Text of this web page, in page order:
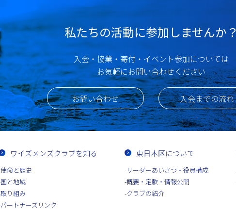
私たちの活動に参加しませんか？
入会・協業・寄付・イベント参加については
お気軽にお問い合わせください
お問い合わせ 入会までの流れ
ワイズメンズクラブを知る
使命と歴史
国と地域
取り組み
パートナーズリンク
東日本区について
リーダーあいさつ・役員構成
概要・定款・情報公開
クラブの紹介